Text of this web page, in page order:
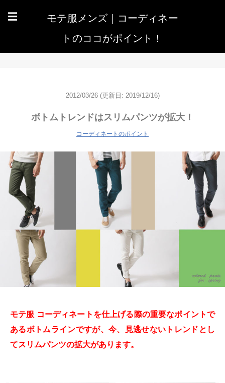
☰
モテ服メンズ｜コーディネー
トのココがポイント！
2012/03/26 (更新日: 2019/12/16)
ボトムトレンドはスリムパンツが拡大！
コーディネートのポイント
モテ服 コーディネートを仕上げる際の重要なポイントで
あるボトムラインですが、今、見逃せないトレンドとし
てスリムパンツの拡大があります。